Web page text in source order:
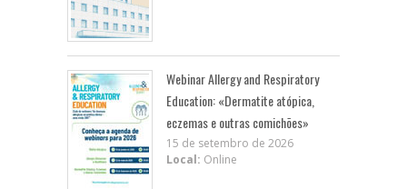
Webinar Allergy and Respiratory
Education: «Dermatite atópica,
eczemas e outras comichões»
15 de setembro de 2026
Local: Online